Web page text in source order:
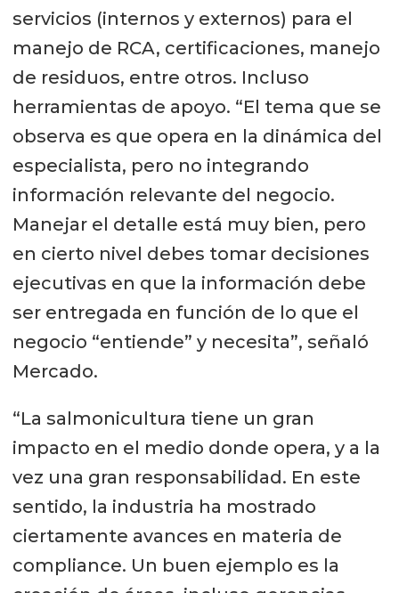
servicios (internos y externos) para el
manejo de RCA, certificaciones, manejo
de residuos, entre otros. Incluso
herramientas de apoyo. “El tema que se
observa es que opera en la dinámica del
especialista, pero no integrando
información relevante del negocio.
Manejar el detalle está muy bien, pero
en cierto nivel debes tomar decisiones
ejecutivas en que la información debe
ser entregada en función de lo que el
negocio “entiende” y necesita”, señaló
Mercado.
“La salmonicultura tiene un gran
impacto en el medio donde opera, y a la
vez una gran responsabilidad. En este
sentido, la industria ha mostrado
ciertamente avances en materia de
compliance. Un buen ejemplo es la